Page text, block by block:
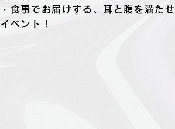
食事でお届けする、耳と腹を満た
ベント！